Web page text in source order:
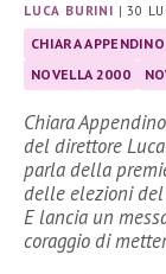
LUCA BURINI |30
CHIARA APPENDINO
NOVELLA 2000
Chiara
del direttore
parla della
delle elezioni
E lancia un
coraggio di